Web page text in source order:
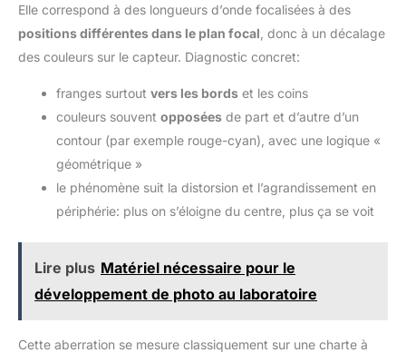
Elle correspond à des longueurs d’onde focalisées à des
positions différentes dans le plan focal , donc à un décalage
des couleurs sur le capteur. Diagnostic concret:
franges surtout vers les bords et les coins
couleurs souvent opposées de part et d’autre d’un
contour (par exemple rouge-cyan), avec une logique «
géométrique »
le phénomène suit la distorsion et l’agrandissement en
périphérie: plus on s’éloigne du centre, plus ça se voit
Lire plus Matériel nécessaire pour le
développement de photo au laboratoire
Cette aberration se mesure classiquement sur une charte à